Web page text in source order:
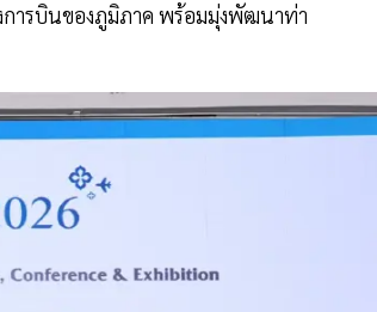
ารบินของภูมิภาค พร้อมมุ่งพัฒนาท่า